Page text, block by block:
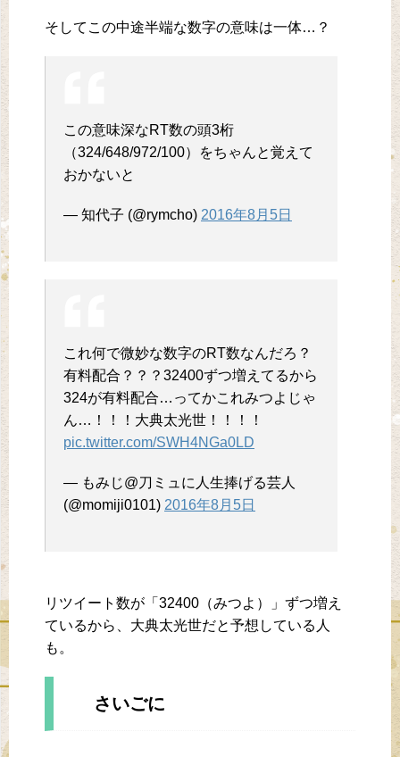
そしてこの中途半端な数字の意味は一体…？
この意味深なRT数の頭3桁
（324/648/972/100）をちゃんと覚えて
おかないと
— 知代子 (@rymcho) 2016年8月5日
これ何で微妙な数字のRT数なんだろ？
有料配合？？？32400ずつ増えてるから
324が有料配合…ってかこれみつよじゃ
ん…！！！大典太光世！！！！
pic.twitter.com/SWH4NGa0LD
— もみじ@刀ミュに人生捧げる芸人
(@momiji0101) 2016年8月5日
リツイート数が「32400（みつよ）」ずつ増え
ているから、大典太光世だと予想している人
も。
さいごに